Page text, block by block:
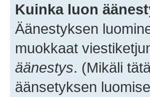
Kuinka luon
Äänestyksen
muokkaat
äänestys. (Mikäli
äänsetyksen